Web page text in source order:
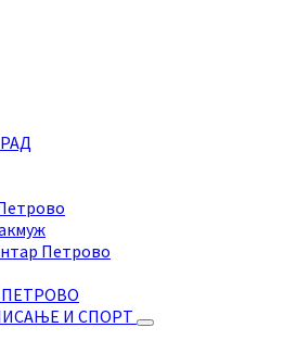
Петрово
И СПОРТ